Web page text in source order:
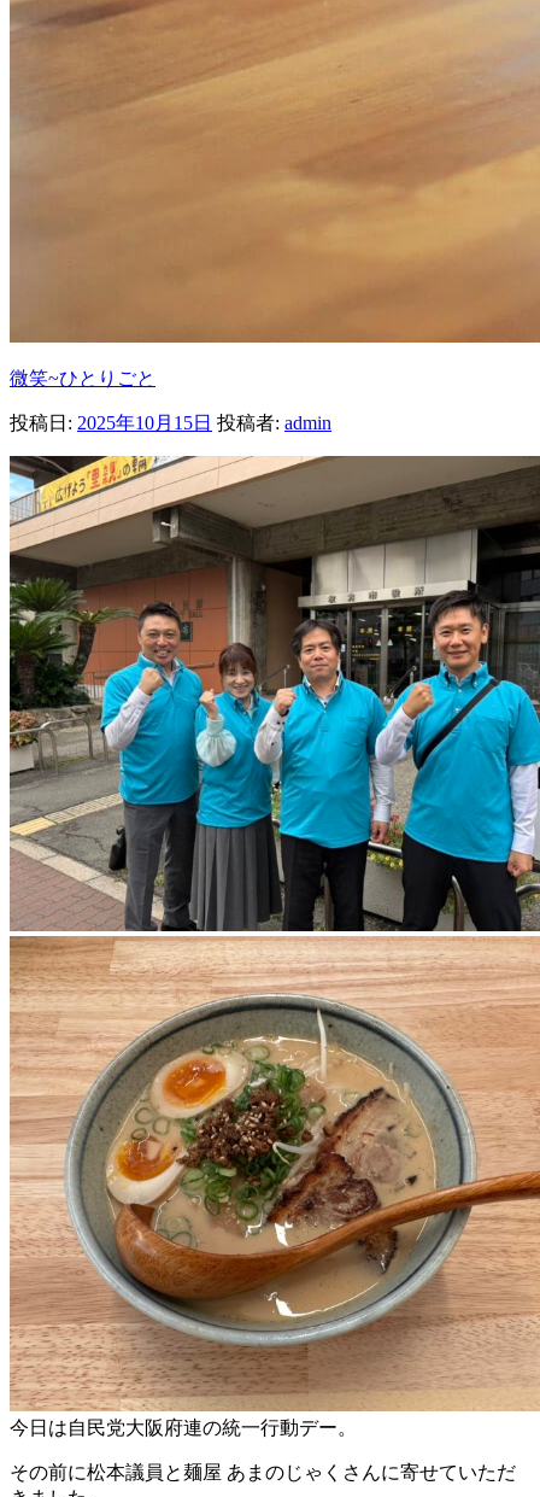
微笑~ひとりごと
投稿日: 2025年10月15日 投稿者: admin
今日は自民党大阪府連の統一行動デー。
その前に松本議員と麺屋 あまのじゃくさんに寄せていただ